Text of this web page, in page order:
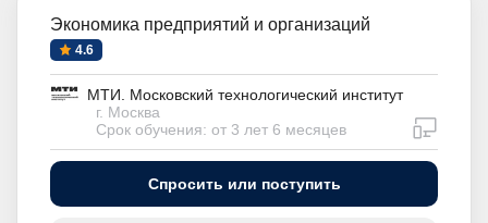
Экономика предприятий и организаций
4.6
МТИ. Московский технологический институт
г. Москва
Срок обучения: от 3 лет 6 месяцев
Спросить или поступить